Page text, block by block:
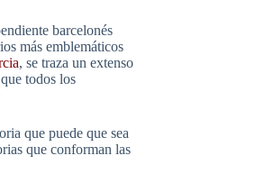
barcelonés
más emblemáticos
, se traza un extenso
todos los
que puede que sea
que conforman las